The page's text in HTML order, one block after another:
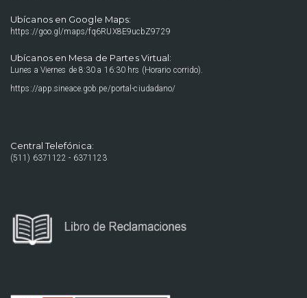
Ubícanos en Google Maps:
https://goo.gl/maps/fq6RUX8E9ucbZ9729
Ubícanos en Mesa de Partes Virtual:
Lunes a Viernes de 8:30 a 16:30 hrs (Horario corrido).
https://app.sineace.gob.pe/portal-ciudadano/
Central Telefónica:
(511) 6371122 - 6371123